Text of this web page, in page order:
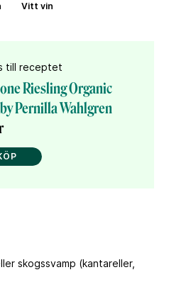
Vitt vin
till receptet
Riesling Organic
Pernilla Wahlgren
skogssvamp (kantareller,